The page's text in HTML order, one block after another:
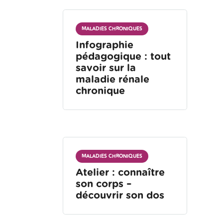
MALADIES CHRONIQUES
Infographie
pédagogique : tout
savoir sur la
maladie rénale
chronique
MALADIES CHRONIQUES
Atelier : connaître
son corps –
découvrir son dos